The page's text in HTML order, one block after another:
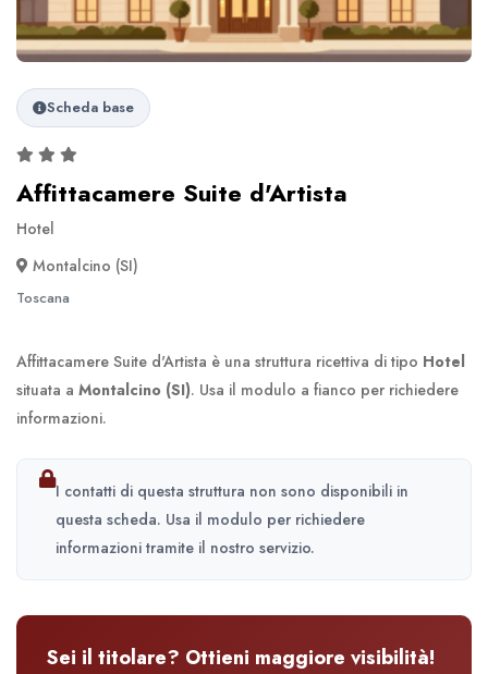
Scheda base
Affittacamere Suite d'Artista
Hotel
Montalcino (SI)
Toscana
Affittacamere Suite d'Artista è una struttura ricettiva di tipo Hotel
situata a Montalcino (SI). Usa il modulo a fianco per richiedere
informazioni.
I contatti di questa struttura non sono disponibili in
questa scheda. Usa il modulo per richiedere
informazioni tramite il nostro servizio.
Sei il titolare? Ottieni maggiore visibilità!